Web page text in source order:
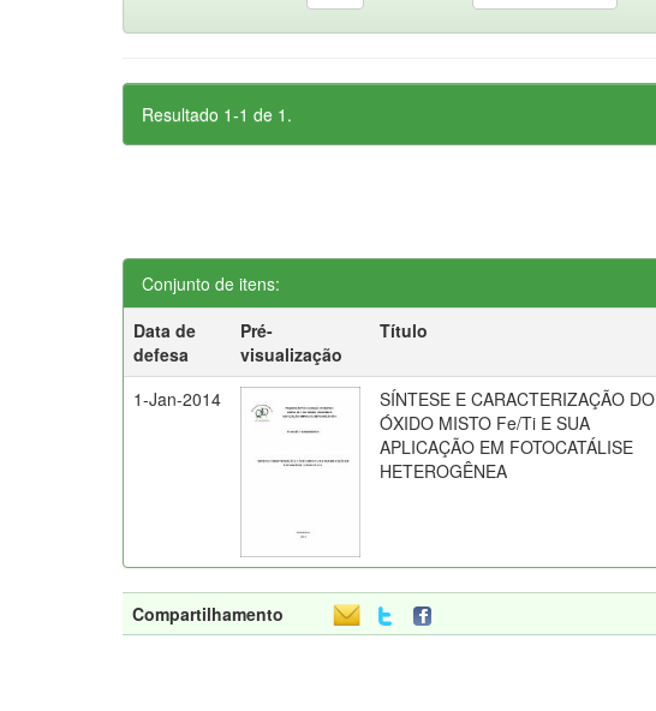
Resultado 1-1 de 1.
Conjunto de itens:
Data de
defesa
Pré-
visualização
Título
1-Jan-2014
SÍNTESE E CARACTERIZAÇÃO DO
ÓXIDO MISTO Fe/Ti E SUA
APLICAÇÃO EM FOTOCATÁLISE
HETEROGÊNEA
Compartilhamento